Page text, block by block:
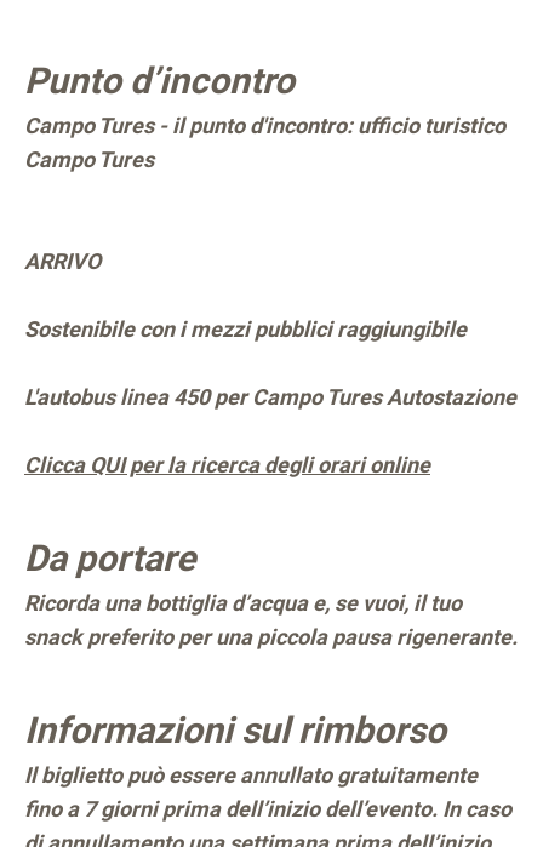
Punto d’incontro
Campo Tures - il punto d'incontro: ufficio turistico
Campo Tures
ARRIVO
Sostenibile con i mezzi pubblici raggiungibile
L'autobus linea 450 per Campo Tures Autostazione
Clicca QUI per la ricerca degli orari online
Da portare
Ricorda una bottiglia d’acqua e, se vuoi, il tuo
snack preferito per una piccola pausa rigenerante.
Informazioni sul rimborso
Il biglietto può essere annullato gratuitamente
fino a 7 giorni prima dell’inizio dell’evento. In caso